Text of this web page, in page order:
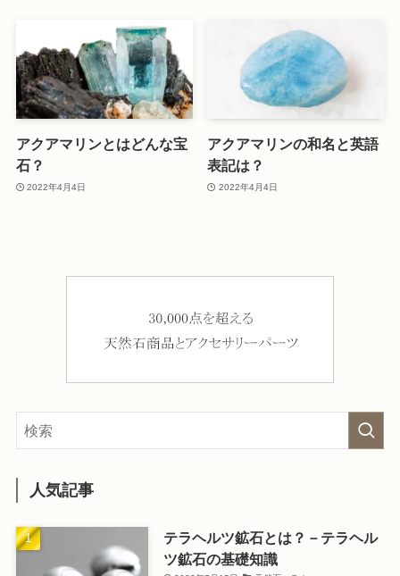
アクアマリンとはどんな宝
石？
2022年4月4日
アクアマリンの和名と英語
表記は？
2022年4月4日
人気記事
テラヘルツ鉱石とは？－テラヘル
ツ鉱石の基礎知識